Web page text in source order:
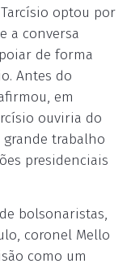
optou por
a conversa
de forma
Antes do
em
ouviria do
trabalho
presidenciais
bolsonaristas,
coronel Mello
como um